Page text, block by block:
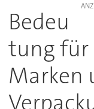
Bedeu
tung für
Marken